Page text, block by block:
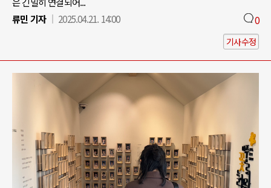
류민 기자
2025.04.21. 14:00 0
기사수정